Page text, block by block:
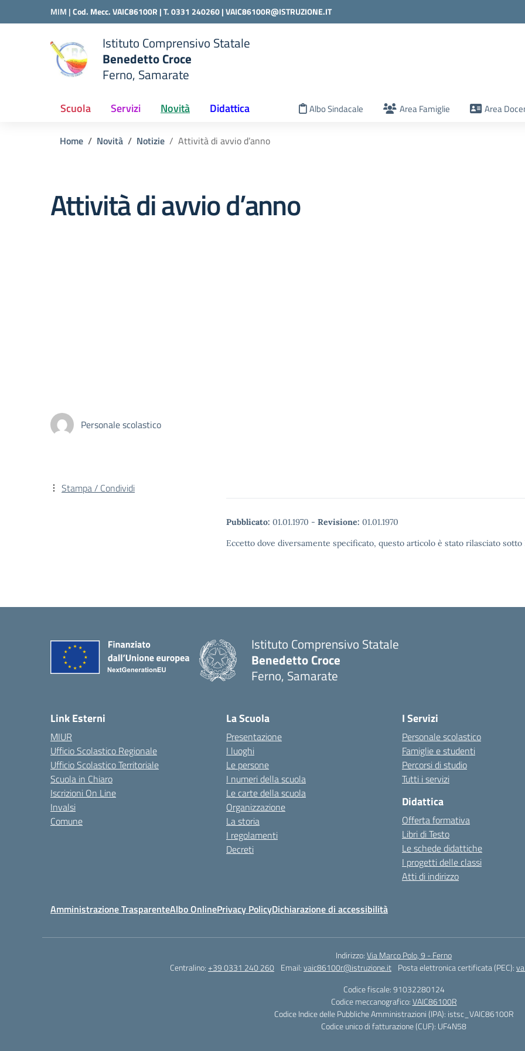
Vai ai contenuti
Vai al menu di navigazione
MIM |Cod. Mecc. VAIC86100R | T. 0331 240260 |VAIC86100R@ISTRUZIONE.IT
scuola
Istituto Comprensivo Statale
Benedetto Croce
Ferno, Samarate
Scuola Servizi Novità Didattica Albo Sindacale Area Famiglie Area
Home Novità Notizie Attività di avvio d’anno
Attività di avvio d’anno
Personale scolastico
Pubblicato: 01.01.1970 - Revisione: 01.01.1970
Eccetto dove diversamente specificato, questo articolo è stato rilasciato
Stampa / Condividi
Istituto Comprensivo Statale
Benedetto Croce
Ferno, Samarate
Link Esterni
MIUR
Ufficio Scolastico Regionale
Ufficio Scolastico Territoriale
Scuola in Chiaro
Iscrizioni On Line
Invalsi
Comune
La Scuola
Presentazione
I luoghi
Le persone
I numeri della scuola
Le carte della scuola
Organizzazione
La storia
I regolamenti
Decreti
I Servizi
Personale scolastico
Famiglie e studenti
Percorsi di studio
Tutti i servizi
Didattica
Offerta formativa
Libri di Testo
Le schede didattiche
I progetti delle classi
Atti di indirizzo
Amministrazione TrasparenteAlbo OnlinePrivacy PolicyDichiarazione di accessibilità
Indirizzo:Via Marco Polo, 9 - Ferno
Centralino:+39 0331 240 260 Email:vaic86100r@istruzione.it Posta elettronica certificata (PEC):
Codice fiscale: 91032280124
Codice meccanografico:VAIC86100R
Codice Indice delle Pubbliche Amministrazioni (IPA): istsc_VAIC86100R
Codice unico di fatturazione (CUF): UF4N58